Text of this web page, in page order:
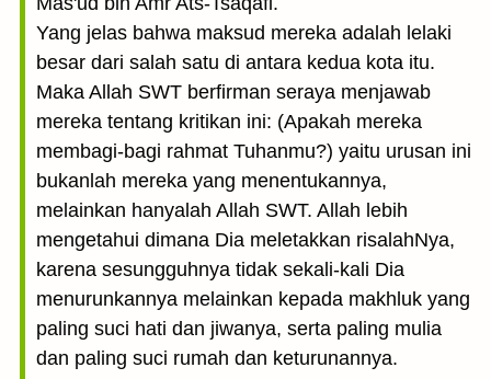
Yang jelas bahwa maksud mereka adalah lelaki
besar dari salah satu di antara kedua kota itu.
Maka Allah SWT berfirman seraya menjawab
mereka tentang kritikan ini: (Apakah mereka
membagi-bagi rahmat Tuhanmu?) yaitu urusan ini
bukanlah mereka yang menentukannya,
melainkan hanyalah Allah SWT. Allah lebih
mengetahui dimana Dia meletakkan risalahNya,
karena sesungguhnya tidak sekali-kali Dia
menurunkannya melainkan kepada makhluk yang
paling suci hati dan jiwanya, serta paling mulia
dan paling suci rumah dan keturunannya.